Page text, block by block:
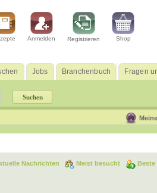
Anmelden Registrieren Shop
Jobs Branchenbuch Fragen
Nachrichten Meist besucht Beste